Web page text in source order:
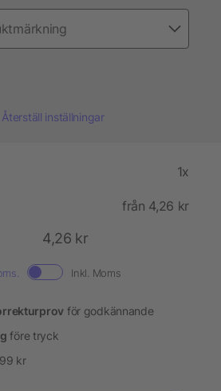
Återställ inställningar
1x
från 4,26 kr
4,26 kr
Inkl. Moms
för godkännande
före tryck
kr